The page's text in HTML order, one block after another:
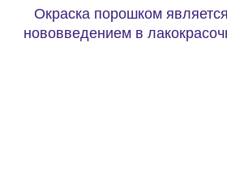
Окраска порошком
нововведением в